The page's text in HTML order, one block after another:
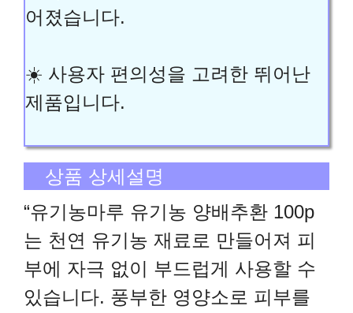
어졌습니다.
☀️ 사용자 편의성을 고려한 뛰어난
제품입니다.
상품 상세설명
“유기농마루 유기농 양배추환 100p
는 천연 유기농 재료로 만들어져 피
부에 자극 없이 부드럽게 사용할 수
있습니다. 풍부한 영양소로 피부를